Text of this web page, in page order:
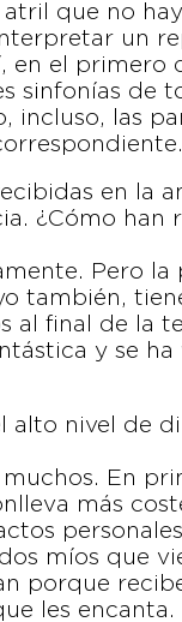
que no
un
en el primero
sinfonías de
incluso, las
en la
¿Cómo han
Pero
también,
al final de la
y se
alto nivel de
En
más
míos que
porque
les